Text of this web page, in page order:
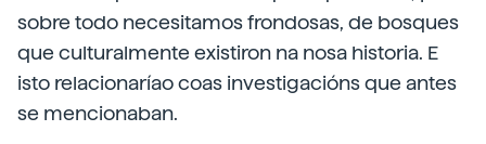
sobre todo necesitamos frondosas, de bosques
que culturalmente existiron na nosa historia. E
isto relacionaríao coas investigacións que antes
se mencionaban.